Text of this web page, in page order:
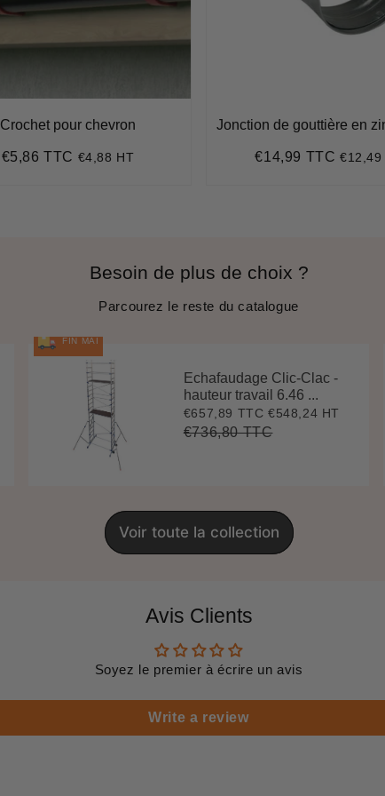
Crochet pour chevron
Prix
€5,86 TTC €5,86
€4,88 HT
Jonction de gouttière en
Prix
€14,99 TTC€14,99
€12,49
Besoin de plus de choix ?
Parcourez le reste du catalogue
FIN MAI
Echafaudage Clic-Clac -
hauteur travail 6.46 ...
Prix
réduit
€657,89 TTC €657,89
€548,24 HT
Prix
€736,80 TTC€736,80
Voir toute la collection
Avis Clients
Soyez le premier à écrire un avis
Write a review